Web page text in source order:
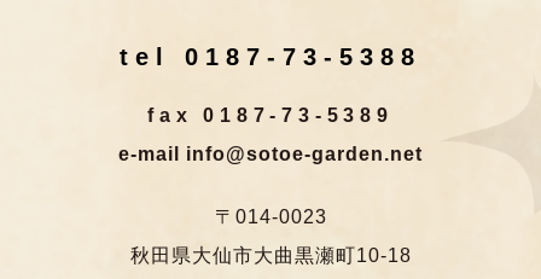
tel 0187-73-5388
fax 0187-73-5389
e-mail info@sotoe-garden.net
〒014-0023
秋田県大仙市大曲黒瀬町10-18